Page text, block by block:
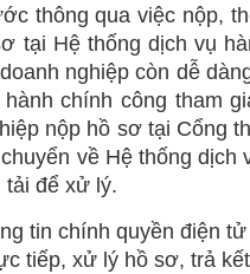
thông qua việc nộp,
tại Hệ thống dịch vụ
nghiệp còn dễ
chính công tham
nộp hồ sơ tại Cổng
về Hệ thống dịch
tải để xử lý.
tin chính quyền điện
tiếp, xử lý hồ sơ, trả